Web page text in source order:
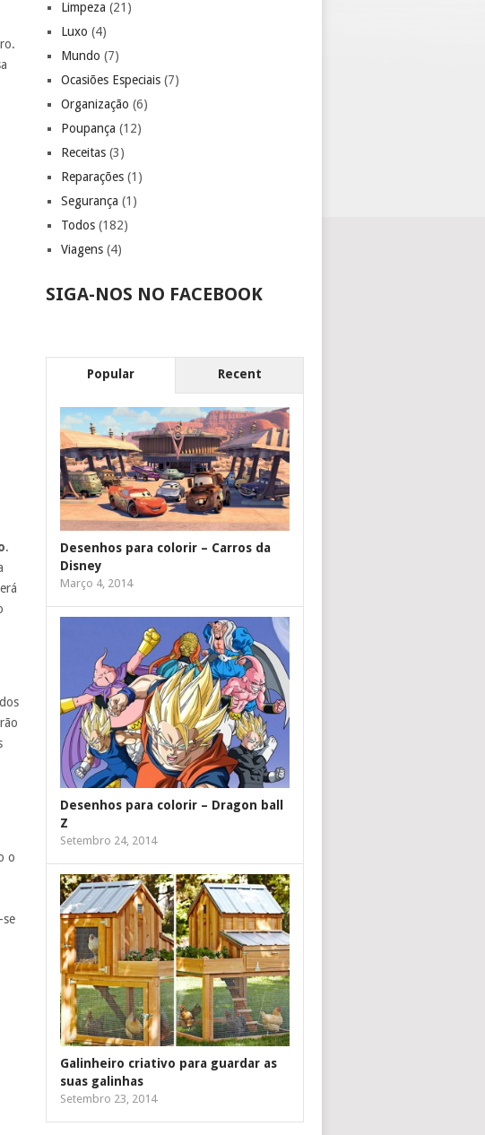
.
o
Limpeza (21)
Luxo (4)
Mundo (7)
Ocasiões Especiais (7)
Organização (6)
Poupança (12)
Receitas (3)
Reparações (1)
Segurança (1)
Todos (182)
Viagens (4)
SIGA-NOS NO FACEBOOK
Popular Recent
Desenhos para colorir – Carros da
Disney
Março 4, 2014
Desenhos para colorir – Dragon ball
Z
Setembro 24, 2014
Galinheiro criativo para guardar as
suas galinhas
Setembro 23, 2014